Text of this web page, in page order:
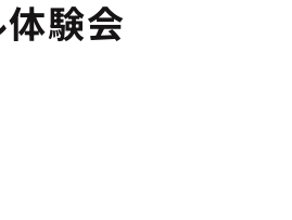
体験会